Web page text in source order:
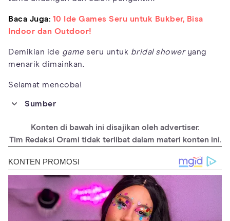
Baca Juga: 10 Ide Games Seru untuk Bukber, Bisa
Indoor dan Outdoor!
Demikian ide gameseru untuk bridal showeryang
menarik dimainkan.
Selamat mencoba!
Sumber
https://www.theknot.com/content/a-complete-guide-to-bridal-
shower-games
Konten di bawah ini disajikan oleh advertiser.
Tim Redaksi Orami tidak terlibat dalam materi konten ini.